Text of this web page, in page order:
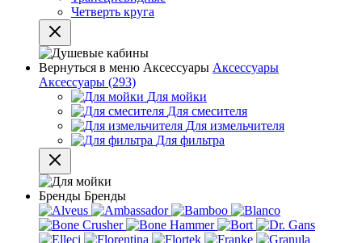
Четверть круга
Вернуться в меню Аксессуары Аксессуары
Аксессуары (293)
Для мойки
Для смесителя
Для измельчителя
Для фильтра
Бренды Бренды